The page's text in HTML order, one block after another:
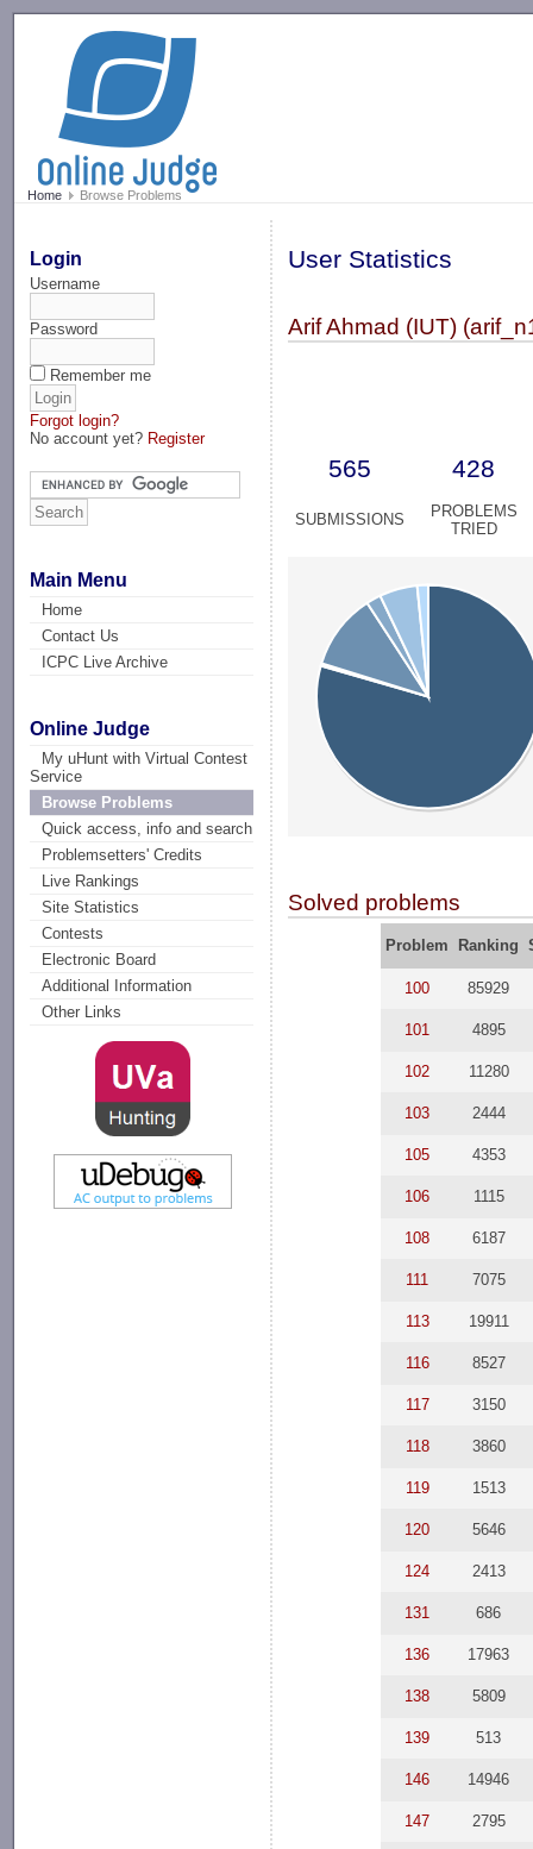
Home Browse Problems
Login
Username
Password
Remember me
Forgot login?
No account yet? Register
Main Menu
Home
Contact Us
ICPC Live Archive
Online Judge
My uHunt with Virtual Contest
Service
Browse Problems
Quick access, info and search
Problemsetters' Credits
Live Rankings
Site Statistics
Contests
Electronic Board
Additional Information
Other Links
User Statistics
Arif Ahmad (IUT)
565 428
SUBMISSIONS
PROBLEMS
TRIED
Solved problems
Problem Ranking
100 85929
101 4895
102 11280
103 2444
105 4353
106 1115
108 6187
111 7075
113 19911
116 8527
117 3150
118 3860
119 1513
120 5646
124 2413
131 686
136 17963
138 5809
139 513
146 14946
147 2795